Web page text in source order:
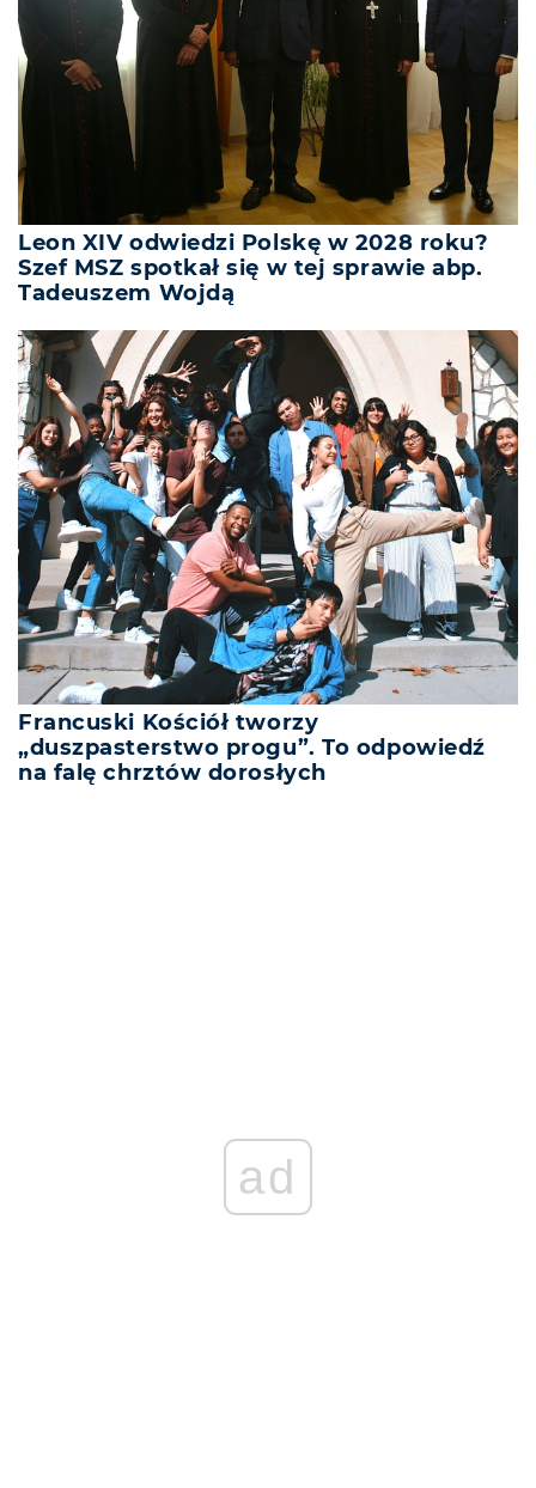
Leon XIV odwiedzi Polskę w 2028 roku?
Szef MSZ spotkał się w tej sprawie abp.
Tadeuszem Wojdą
Francuski Kościół tworzy
„duszpasterstwo progu”. To odpowiedź
na falę chrztów dorosłych